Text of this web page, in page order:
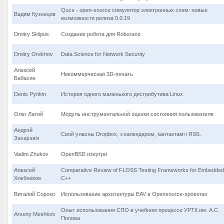
Вадим Кузнецов
Qucs - open-source симулятор электронных схем: новые
возможности релиза 0.0.19
Dmitry Sklipus Создание робота для Roborace
Dmitry Orekhov Data Science for Network Security
Алексей
Бабахин
Некоммерческая 3D-печать
Denis Pynkin История одного маленького дистрибутива Linux
Олег Латий Модуль инструментальной оценки состояния пользователя
Андрэй
Захарэвіч
Свой уласны Dropbox, з календаром, кантактамі і RSS.
Vadim Zhukov OpenBSD изнутри
Алексей
Хлебников
Comparative Review of FLOSS Testing Frameworks for Embedded
C++
Виталий Сороко Использование архитектуры EAV в Opensource-проектах
Arseny Meshkov
Опыт использования СПО в учебном процессе УРТК им. А.С.
Попова